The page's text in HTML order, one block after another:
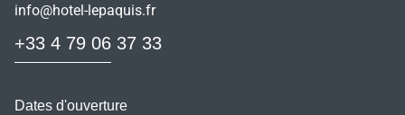
info@hotel-lepaquis.fr
+33 4 79 06 37 33
Dates d'ouverture